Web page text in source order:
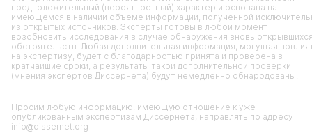
предположительный (вероятностный) характер и основана на
имеющемся в наличии объеме информации, полученной
из открытых источников. Эксперты готовы в любой момент
возобновить исследования в случае обнаружения вновь
обстоятельств. Любая дополнительная информация, могущая
на экспертизу, будет с благодарностью принята и проверена в
кратчайшие сроки, а результаты такой дополнительной проверки
(мнения экспертов Диссернета) будут немедленно обнародованы.
Просим любую информацию, имеющую отношение к уже
опубликованным экспертизам Диссернета, направлять по адресу
info@dissernet.org